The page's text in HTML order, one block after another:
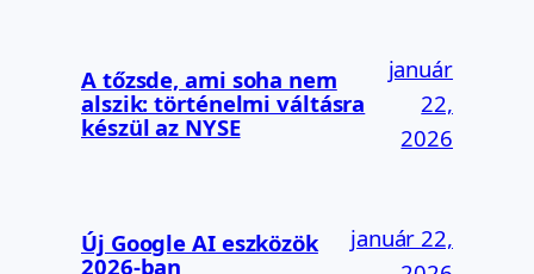
A tőzsde, ami soha nem
alszik: történelmi váltásra
készül az NYSE
január
22,
2026
Új Google AI eszközök
2026-ban
január 22,